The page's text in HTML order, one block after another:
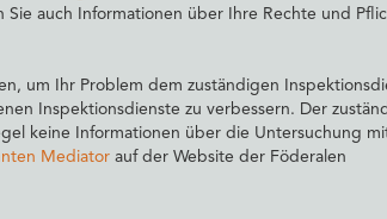
auch Informationen über Ihre Rechte und
um Ihr Problem dem zuständigen
Inspektionsdienste zu verbessern. Der
keine Informationen über die Untersuchung
Mediator auf der Website der Föderalen